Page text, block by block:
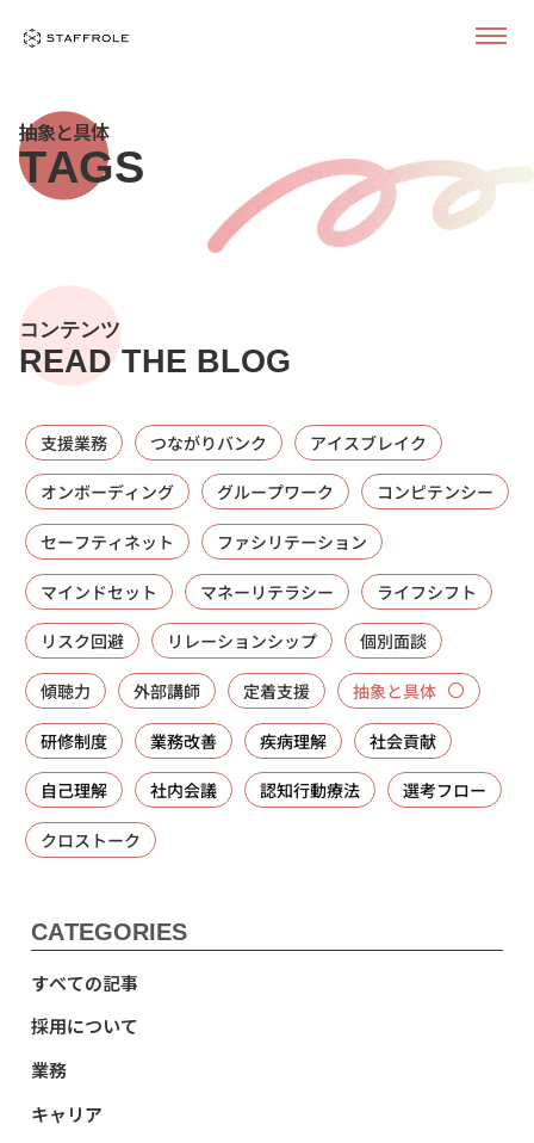
抽象と具体
TAGS
コンテンツ
READ THE BLOG
支援業務 つながりバンク アイスブレイク
オンボーディング グループワーク コンピテンシー
セーフティネット ファシリテーション
マインドセット マネーリテラシー ライフシフト
リスク回避 リレーションシップ 個別面談
傾聴力 外部講師 定着支援 抽象と具体
研修制度 業務改善 疾病理解 社会貢献
自己理解 社内会議 認知行動療法 選考フロー
クロストーク
CATEGORIES
すべての記事
採用について
業務
キャリア